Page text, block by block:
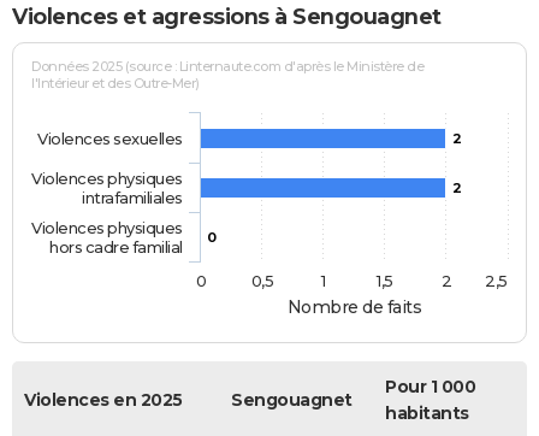
Violences et agressions à Sengouagnet
Nombre de faits
Données 2025 (source : Linternaute.com d'après le Ministère de
l'Intérieur et des Outre-Mer)
2
2
0
Violences sexuelles
Violences physiques
intrafamiliales
Violences physiques
hors cadre familial
0
0,5 1 1,5 2 2,5
Violences en 2025 Sengouagnet
Pour 1 000
habitants